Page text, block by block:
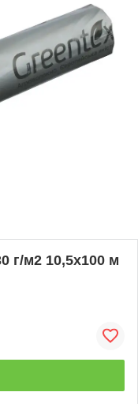
г/м2 10,5x100 м